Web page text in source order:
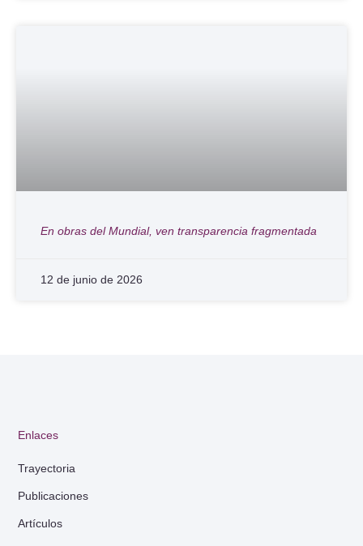
En obras del Mundial, ven transparencia fragmentada
12 de junio de 2026
Enlaces
Trayectoria
Publicaciones
Artículos